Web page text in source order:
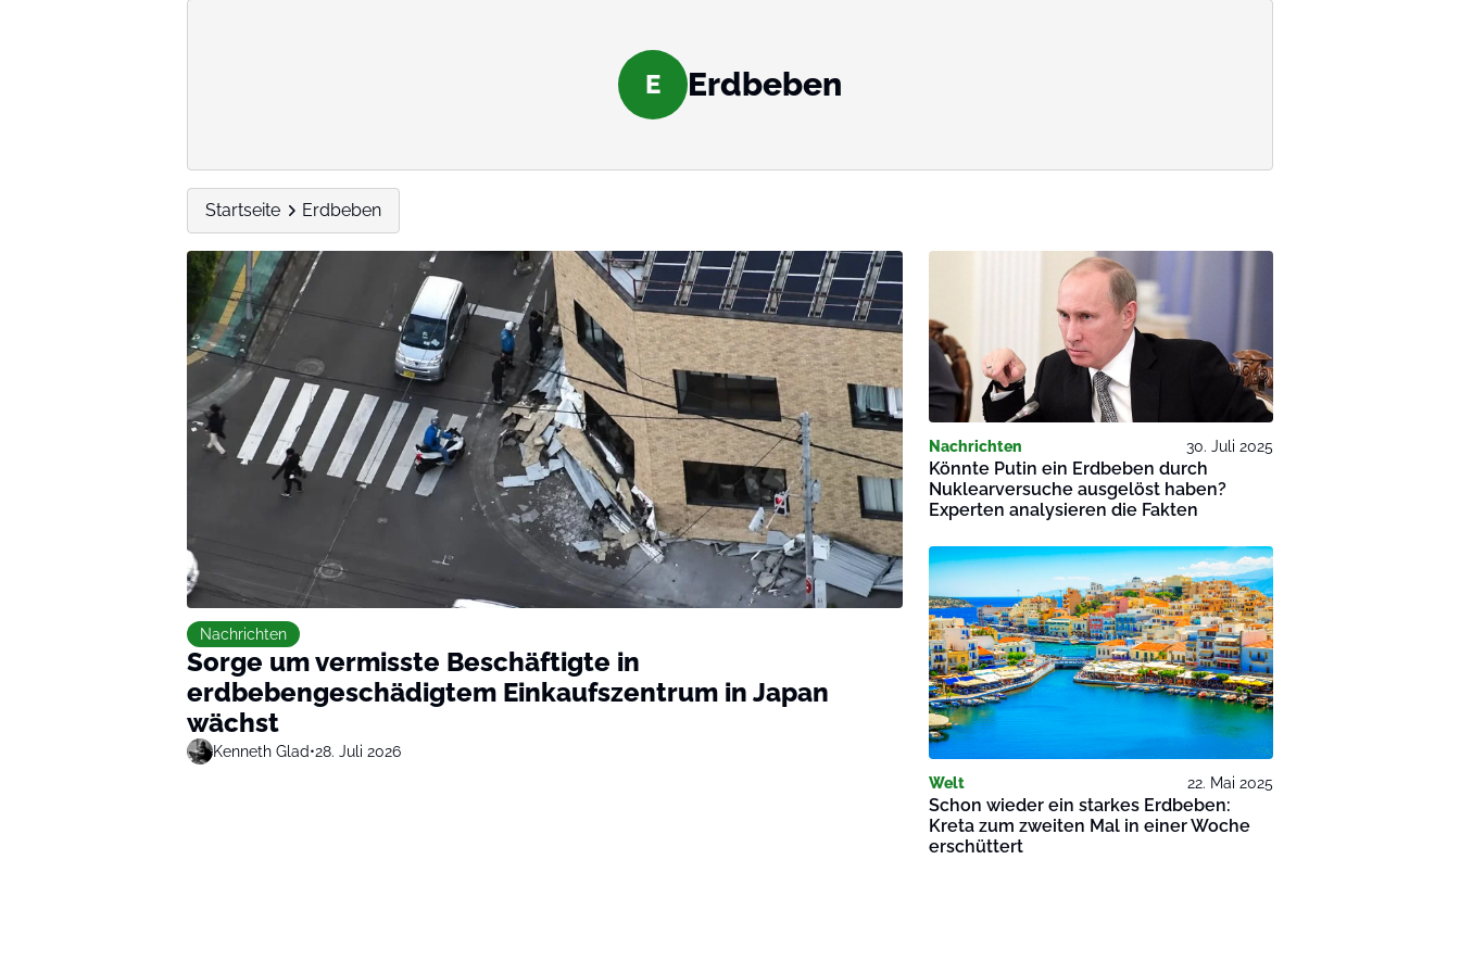
E Erdbeben
Startseite Erdbeben
Nachrichten
Sorge um vermisste Beschäftigte in
erdbebengeschädigtem Einkaufszentrum in Japan
wächst
Kenneth Glad•28. Juli 2026
Nachrichten 30. Juli 2025
Könnte Putin ein Erdbeben durch
Nuklearversuche ausgelöst haben?
Experten analysieren die Fakten
Welt 22. Mai 2025
Schon wieder ein starkes Erdbeben:
Kreta zum zweiten Mal in einer Woche
erschüttert